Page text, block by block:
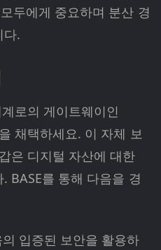
두에게 중요하며 분산 경
다.
로의 게이트웨이인
채택하세요. 이 자체 보
은 디지털 자산에 대한
BASE를 통해 다음을 경
입증된 보안을 활용하